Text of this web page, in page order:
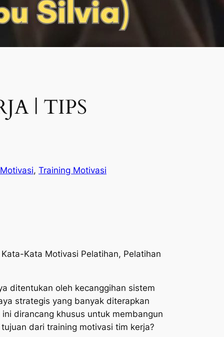
| TIPS
, Training Motivasi
Kata Motivasi Pelatihan, Pelatihan
ditentukan oleh kecanggihan sistem
strategis yang banyak diterapkan
dirancang khusus untuk membangun
dari training motivasi tim kerja?